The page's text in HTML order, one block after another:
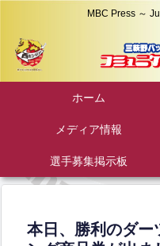
MBC Press ～
ホーム
メディア情報
選手募集掲示板
本日、勝利のダー